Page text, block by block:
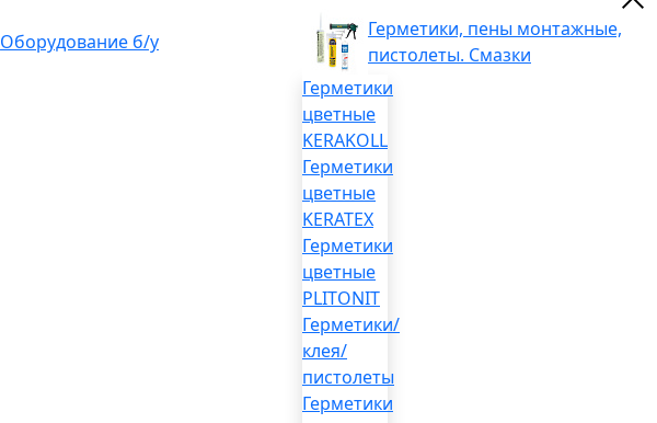
Оборудование б/у
Герметики, пены монтажные,
пистолеты. Смазки
Герметики
цветные
KERAKOLL
Герметики
цветные
KERATEX
Герметики
цветные
PLITONIT
Герметики/
клея/
пистолеты
Герметики